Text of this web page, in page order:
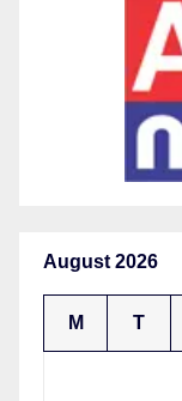
August 2026
M T